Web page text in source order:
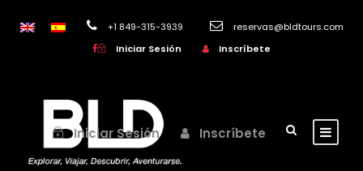
+1 849-315-3939
reservas@bldtours.com
Iniciar Sesión
Inscríbete
Iniciar Sesión Inscríbete